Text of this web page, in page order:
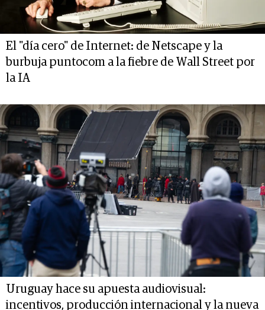
El "día cero" de Internet: de Netscape y la
burbuja puntocom a la fiebre de Wall Street por
la IA
Uruguay hace su apuesta audiovisual:
incentivos, producción internacional y la nueva